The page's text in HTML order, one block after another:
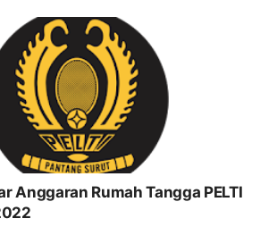
Anggaran Rumah Tangga PELTI